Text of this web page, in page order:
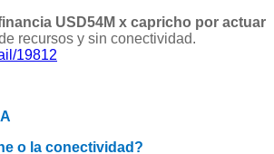
USD54M x capricho por actuar
recursos y sin conectividad.
19812
o la conectividad?